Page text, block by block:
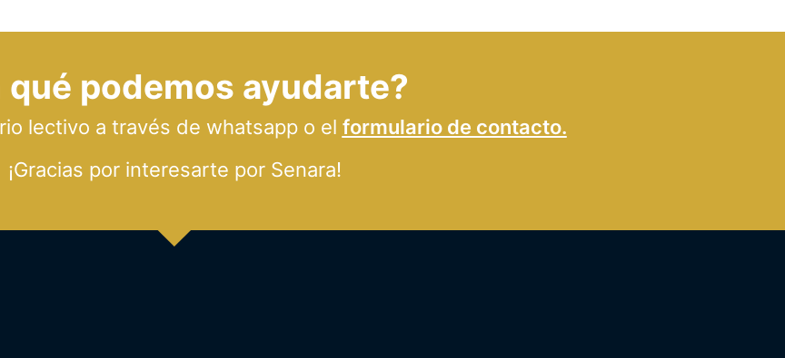
qué podemos ayudarte?
lectivo a través de whatsapp o el formulario de contacto.
¡Gracias por interesarte por Senara!